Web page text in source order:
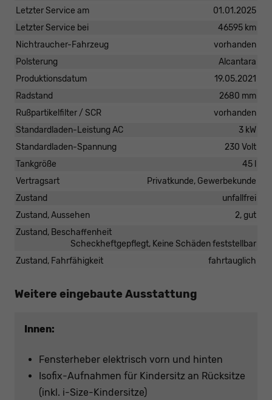
Letzter Service am
01.01.2025
Letzter Service bei
46595 km
Nichtraucher-Fahrzeug
vorhanden
Polsterung
Alcantara
Produktionsdatum
19.05.2021
Radstand
2680 mm
Rußpartikelfilter / SCR
vorhanden
Standardladen-Leistung AC
3 kW
Standardladen-Spannung
230 Volt
Tankgröße
45 l
Vertragsart
Privatkunde, Gewerbekunde
Zustand
unfallfrei
Zustand, Aussehen
2, gut
Zustand, Beschaffenheit
Scheckheftgepflegt, Keine Schäden feststellbar
Zustand, Fahrfähigkeit
fahrtauglich
Weitere eingebaute Ausstattung
Innen:
Fensterheber elektrisch vorn und hinten
Isofix-Aufnahmen für Kindersitz an Rücksitze
(inkl. i-Size-Kindersitze)